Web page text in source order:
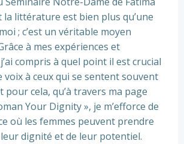
la littérature est bien plus qu’une
; c’est un véritable moyen
à mes expériences et
compris à quel point il est crucial
voix à ceux qui se sentent souvent
pour cela, qu’à travers ma page
Your Dignity », je m’efforce de
où les femmes peuvent prendre
dignité et de leur potentiel.